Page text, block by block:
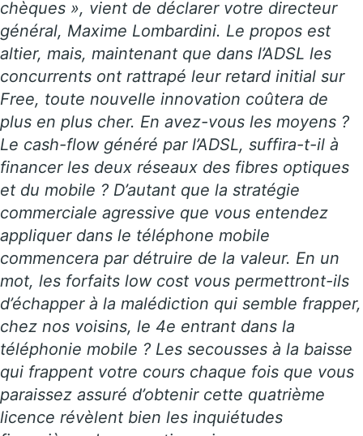
chèques », vient de déclarer votre directeur
général, Maxime Lombardini. Le propos est
altier, mais, maintenant que dans l’ADSL les
concurrents ont rattrapé leur retard initial sur
Free, toute nouvelle innovation coûtera de
plus en plus cher. En avez-vous les moyens ?
Le cash-flow généré par l’ADSL, suffira-t-il à
financer les deux réseaux des fibres optiques
et du mobile ? D’autant que la stratégie
commerciale agressive que vous entendez
appliquer dans le téléphone mobile
commencera par détruire de la valeur. En un
mot, les forfaits low cost vous permettront-ils
d’échapper à la malédiction qui semble frapper,
chez nos voisins, le 4e entrant dans la
téléphonie mobile ? Les secousses à la baisse
qui frappent votre cours chaque fois que vous
paraissez assuré d’obtenir cette quatrième
licence révèlent bien les inquiétudes